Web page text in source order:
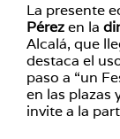
La presente
Pérezen la
Alcalá, que
destaca el
paso a “un
en las plazas
invite a la